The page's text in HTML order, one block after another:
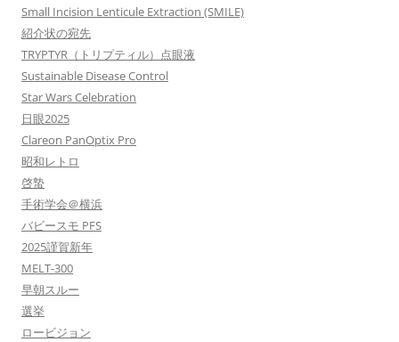
Small Incision Lenticule Extraction (SMILE)
紹介状の宛先
TRYPTYR（トリプティル）点眼液
Sustainable Disease Control
Star Wars Celebration
日眼2025
Clareon PanOptix Pro
昭和レトロ
啓蟄
手術学会＠横浜
バビースモ PFS
2025謹賀新年
MELT-300
早朝スルー
選挙
ロービジョン